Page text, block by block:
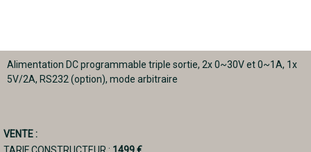
Alimentation DC programmable triple sortie, 2x 0~30V et 0~1A, 1x
5V/2A, RS232 (option), mode arbitraire
VENTE :